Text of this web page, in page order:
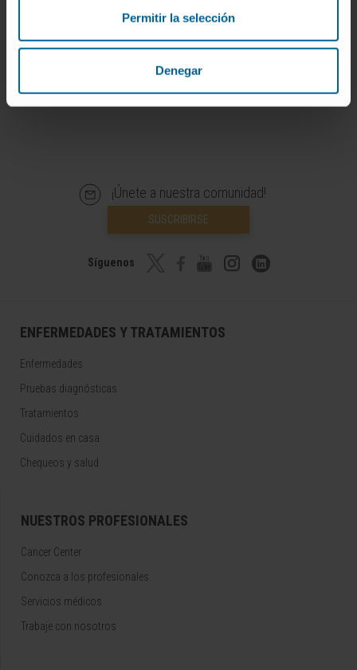
Permitir la selección
Denegar
inapropiado o la interpretación de la información contenida en
este diccionario.
© Clínica Universidad de Navarra 2026
¡Únete a nuestra comunidad!
SUSCRIBIRSE
Síguenos
ENFERMEDADES Y TRATAMIENTOS
Enfermedades
Pruebas diagnósticas
Tratamientos
Cuidados en casa
Chequeos y salud
NUESTROS PROFESIONALES
Cancer Center
Conozca a los profesionales
Servicios médicos
Trabaje con nosotros